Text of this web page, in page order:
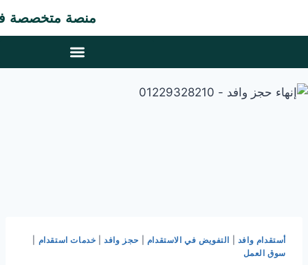
منصة متخصصة في
أستقدام وافد التفويض في الاستقدام حجز وافد| خدمات استقدام
سوق العمل